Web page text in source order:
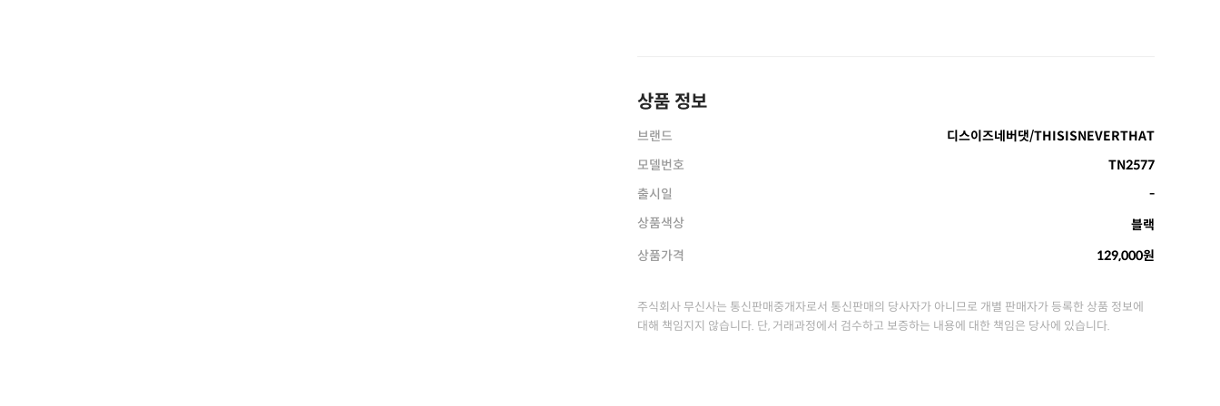
상품 정보
브랜드
디스이즈네버댓/THISISNEVERTHAT
모델번호
TN2577
출시일
-
상품색상
블랙
상품가격
129,000원
주식회사 무신사는 통신판매중개자로서 통신판매의 당사자가 아니므로 개별 판매자가 등록한 상품 정보에
대해 책임지지 않습니다. 단, 거래과정에서 검수하고 보증하는 내용에 대한 책임은 당사에 있습니다.